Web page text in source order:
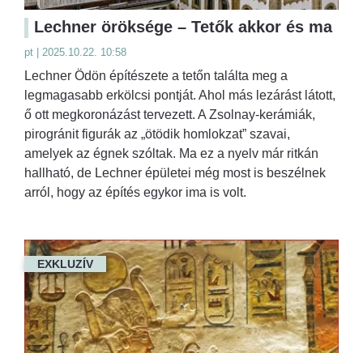
Lechner öröksége – Tetők akkor és ma
pt | 2025.10.22. 10:58
Lechner Ödön építészete a tetőn találta meg a
legmagasabb erkölcsi pontját. Ahol más lezárást látott,
ő ott megkoronázást tervezett. A Zsolnay-kerámiák,
pirogránit figurák az „ötödik homlokzat” szavai,
amelyek az égnek szóltak. Ma ez a nyelv már ritkán
hallható, de Lechner épületei még most is beszélnek
arról, hogy az építés egykor ima is volt.
EXKLUZÍV